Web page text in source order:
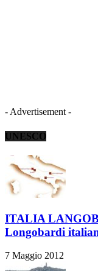
- Advertisement -
UNESCO
ITALIA
Longobardi
7 Maggio 2012